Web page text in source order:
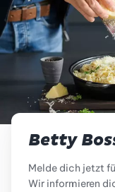
Betty
Melde dich jetzt
Wir informieren